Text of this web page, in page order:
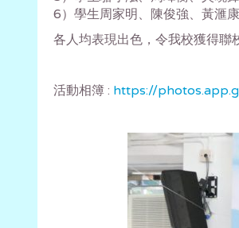
6）學生周家明、陳俊強、黃滙
各人均表現出色，令我校獲得聯
活動相簿 : https://